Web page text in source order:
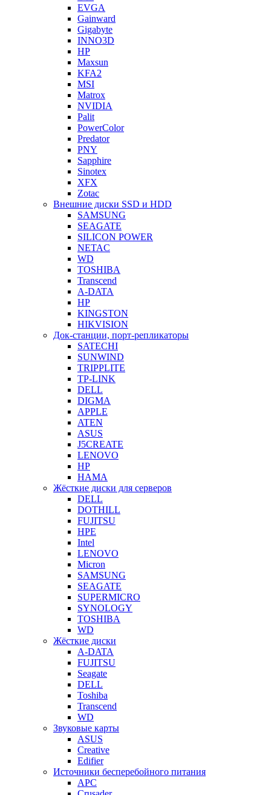
EVGA
Gainward
Gigabyte
INNO3D
HP
Maxsun
KFA2
MSI
Matrox
NVIDIA
Palit
PowerColor
Predator
PNY
Sapphire
Sinotex
XFX
Zotac
Внешние диски SSD и HDD
SAMSUNG
SEAGATE
SILICON POWER
NETAC
WD
TOSHIBA
Transcend
A-DATA
HP
KINGSTON
HIKVISION
Док-станции, порт-репликаторы
SATECHI
SUNWIND
TRIPPLITE
TP-LINK
DELL
DIGMA
APPLE
ATEN
ASUS
J5CREATE
LENOVO
HP
HAMA
Жёсткие диски для серверов
DELL
DOTHILL
FUJITSU
HPE
Intel
LENOVO
Micron
SAMSUNG
SEAGATE
SUPERMICRO
SYNOLOGY
TOSHIBA
WD
Жёсткие диски
A-DATA
FUJITSU
Seagate
DELL
Toshiba
Transcend
WD
Звуковые карты
ASUS
Creative
Edifier
Источники бесперебойного питания
APC